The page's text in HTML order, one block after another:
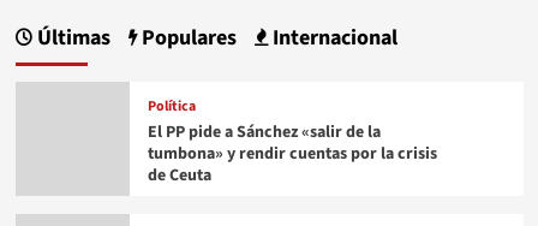
Últimas Populares Internacional
Política
El PP pide a Sánchez «salir de la
tumbona» y rendir cuentas por la crisis
de Ceuta